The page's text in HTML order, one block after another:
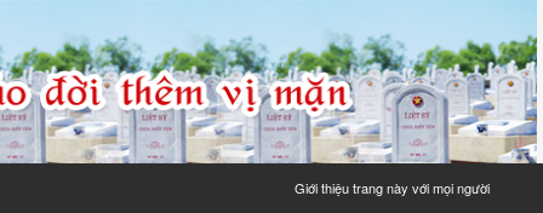
Giới thiệu trang này với mọi người